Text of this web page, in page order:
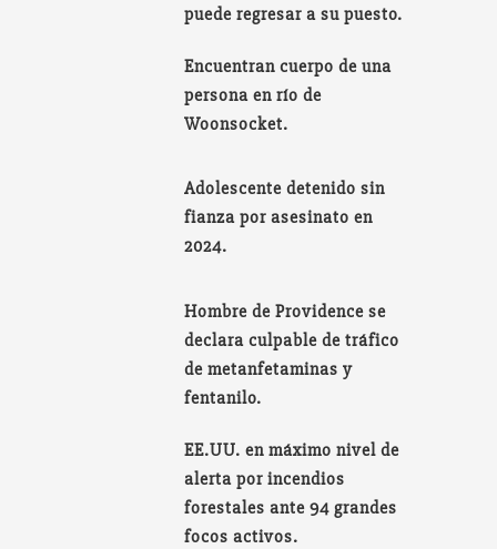
puede regresar a su puesto.
Encuentran cuerpo de una
persona en río de
Woonsocket.
Adolescente detenido sin
fianza por asesinato en
2024.
Hombre de Providence se
declara culpable de tráfico
de metanfetaminas y
fentanilo.
EE.UU. en máximo nivel de
alerta por incendios
forestales ante 94 grandes
focos activos.